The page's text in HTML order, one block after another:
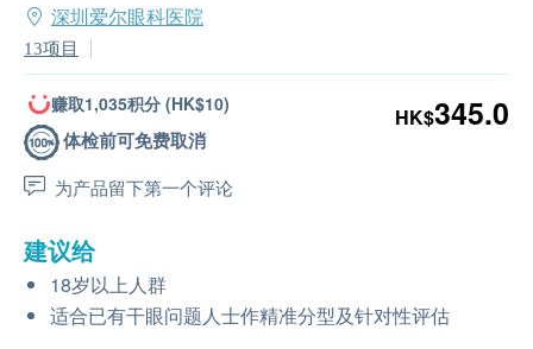
深圳爱尔眼科医院
13项目
赚取1,035积分 (HK$10)
体检前可免费取消
为产品留下第一个评论
HK$345.0
建议给
18岁以上人群
适合已有干眼问题人士作精准分型及针对性评估